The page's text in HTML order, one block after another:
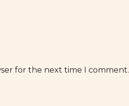
for the next time I comment.